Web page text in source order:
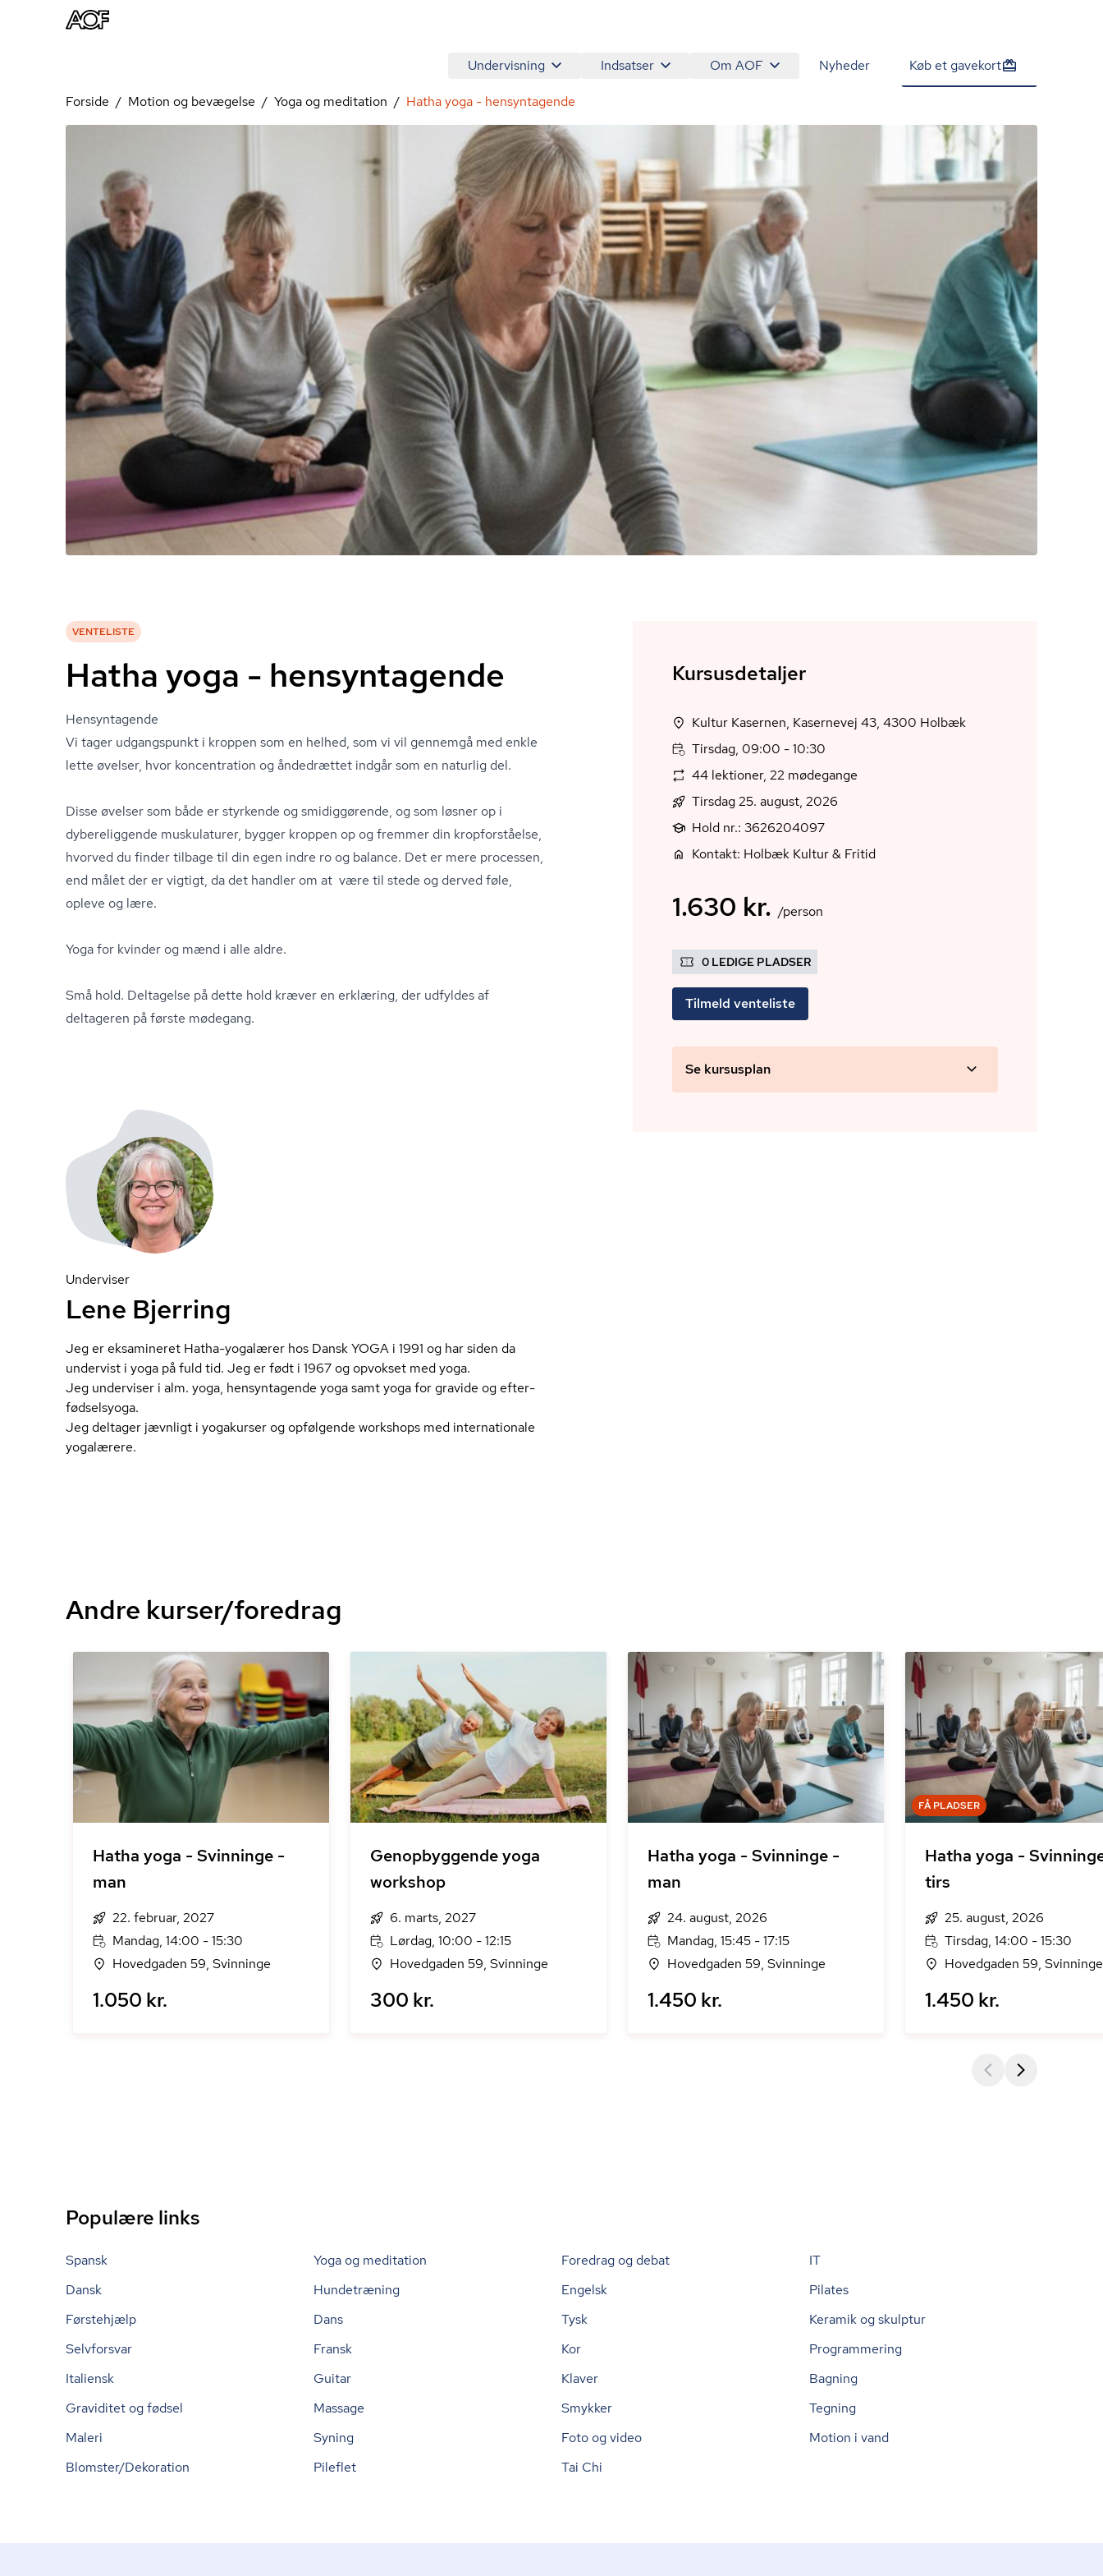
Undervisning Indsatser Om AOF Nyheder Køb et gavekort
Forside Motion og bevægelse Yoga og meditation Hatha yoga - hensyntagende
1.630 kr. /person Tilmeld venteliste
VENTELISTE
Hatha yoga - hensyntagende
Hensyntagende
Vi tager udgangspunkt i kroppen som en helhed, som vi vil gennemgå med enkle
lette øvelser, hvor koncentration og åndedrættet indgår som en naturlig del.
Disse øvelser som både er styrkende og smidiggørende, og som løsner op i
dybereliggende muskulaturer, bygger kroppen op og fremmer din kropforståelse,
hvorved du finder tilbage til din egen indre ro og balance. Det er mere processen,
end målet der er vigtigt, da det handler om at være til stede og derved føle,
opleve og lære.
Yoga for kvinder og mænd i alle aldre.
Små hold. Deltagelse på dette hold kræver en erklæring, der udfyldes af
deltageren på første mødegang.
Kursusdetaljer
Kultur Kasernen, Kasernevej 43, 4300 Holbæk
Tirsdag, 09:00 - 10:30
44 lektioner, 22 mødegange
Tirsdag 25. august, 2026
Hold nr.: 3626204097
Kontakt: Holbæk Kultur & Fritid
1.630 kr. /person
0 LEDIGE PLADSER
Tilmeld venteliste
Se kursusplan
Underviser
Lene Bjerring
Jeg er eksamineret Hatha-yogalærer hos Dansk YOGA i 1991 og har siden da
undervist i yoga på fuld tid. Jeg er født i 1967 og opvokset med yoga.
Jeg underviser i alm. yoga, hensyntagende yoga samt yoga for gravide og ef­ter­
fød­sel­sy­o­ga.
Jeg deltager jævnligt i yogakurser og opfølgende workshops med internationale
yogalærere.
Andre kurser/foredrag
Hatha yoga - Svinninge -
man
22. februar, 2027
Mandag, 14:00 - 15:30
Hovedgaden 59, Svinninge
1.050 kr.
Genopbyggende yoga
workshop
6. marts, 2027
Lørdag, 10:00 - 12:15
Hovedgaden 59, Svinninge
300 kr.
Hatha yoga - Svinninge -
man
24. august, 2026
Mandag, 15:45 - 17:15
Hovedgaden 59, Svinninge
1.450 kr.
FÅ PLADSER
Hatha yoga -
tirs
25. august, 2026
Tirsdag, 14:00 - 15:30
Hovedgaden 59, Svinninge
1.450 kr.
Populære links
Spansk Yoga og meditation Foredrag og debat
IT
Dansk
Hundetræning Engelsk
Pilates
Førstehjælp
Dans Tysk
Keramik og skulptur
Selvforsvar
Fransk Kor
Programmering
Italiensk
Guitar Klaver
Bagning
Graviditet og fødsel
Massage Smykker
Tegning
Maleri
Syning Foto og video
Motion i vand
Blomster/Dekoration
Pileflet Tai Chi